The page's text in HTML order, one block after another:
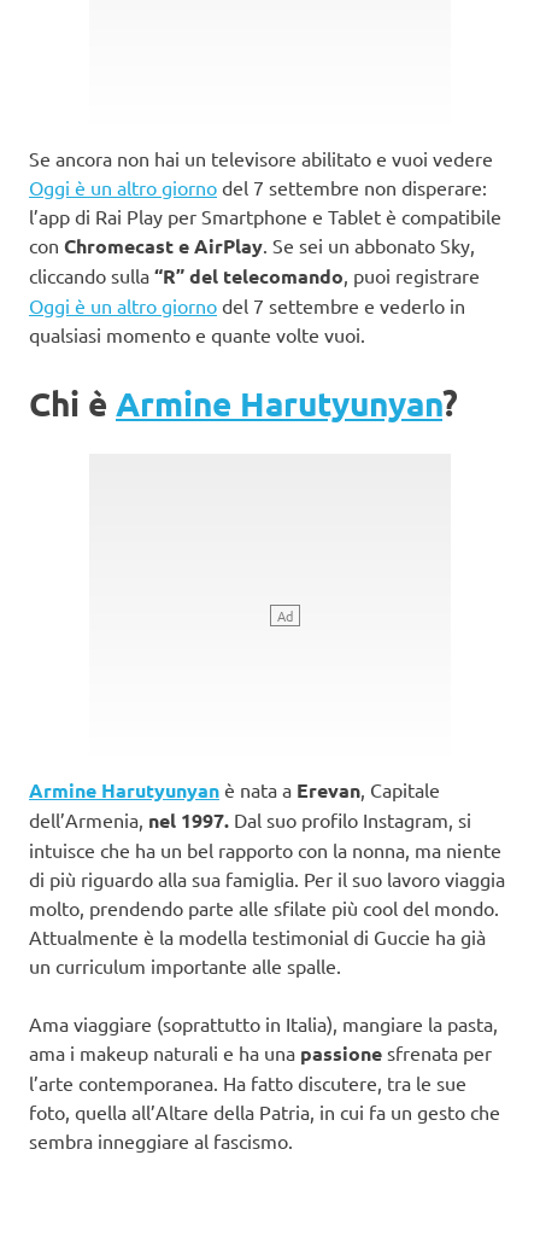
Se ancora non hai un televisore abilitato e vuoi vedere
Oggi è un altro giorno del 7 settembre non disperare:
l’app di Rai Play per Smartphone e Tablet è compatibile
con Chromecast e AirPlay . Se sei un abbonato Sky,
cliccando sulla “R” del telecomando , puoi registrare
Oggi è un altro giorno del 7 settembre e vederlo in
qualsiasi momento e quante volte vuoi.
Chi è Armine Harutyunyan?
Armine Harutyunyan è nata a Erevan , Capitale
dell’Armenia, nel 1997. Dal suo profilo Instagram, si
intuisce che ha un bel rapporto con la nonna, ma niente
di più riguardo alla sua famiglia. Per il suo lavoro viaggia
molto, prendendo parte alle sfilate più cool del mondo.
Attualmente è la modella testimonial di Guccie ha già
un curriculum importante alle spalle.
Ama viaggiare (soprattutto in Italia), mangiare la pasta,
ama i makeup naturali e ha una passione sfrenata per
l’arte contemporanea. Ha fatto discutere, tra le sue
foto, quella all’Altare della Patria, in cui fa un gesto che
sembra inneggiare al fascismo.